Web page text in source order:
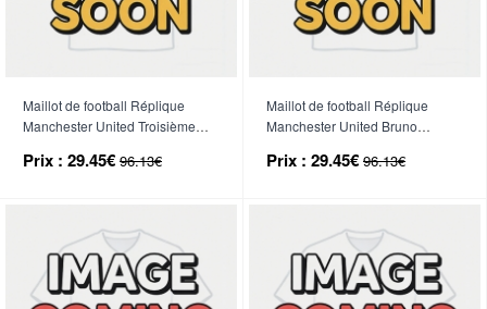
Maillot de football Réplique
Manchester United Troisième
(+ Pantalon court)
Prix : 29.45€ 96.13€
Maillot de football Réplique
Manchester United Bruno
2026-27 Manche Courte (+
Prix : 29.45€ 96.13€